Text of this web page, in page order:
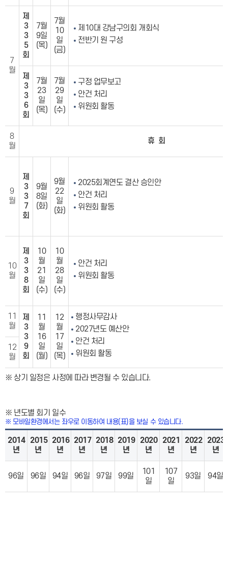
7
월
제
3
3
5
회
7월
9일
(목)
7월
10
일
(금)
제10대 강남구의회 개회식
전반기 원 구성
제
3
3
6
회
7월
23
일
(목)
7월
29
일
(수)
구정 업무보고
안건 처리
위원회 활동
8
월
휴 회
9
월
제
3
3
7
회
9월
8일
(화)
9월
22
일
(화)
2025회계연도 결산 승인안
안건 처리
위원회 활동
10
월
제
3
3
8
회
10
월
21
일
(수)
10
월
28
일
(수)
안건 처리
위원회 활동
11
월
제
3
3
9
회
11
월
16
일
(월)
12
월
17
일
(목)
행정사무감사
2027년도 예산안
안건 처리
위원회 활동
12
월
※ 상기 일정은 사정에 따라 변경될 수 있습니다.
※ 년도별 회기 일수
※ 모바일환경에서는 좌우로 이동하여 내용(표)을 보실 수 있습니다.
2014
년
2015
년
2016
년
2017
년
2018
년
2019
년
2020
년
2021
년
2022
년
2023
년
96일 96일 94일 96일 97일 99일
101
일
107
일
93일 94일